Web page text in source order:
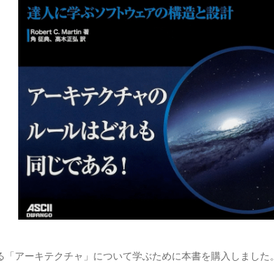
アーキテクチャ」について学ぶために本書を購入しました。